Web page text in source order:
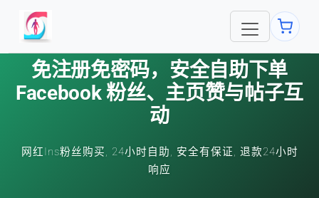
免注册免密码，安全自助下单
Facebook 粉丝、主页赞与帖子互
动
网红Ins粉丝购买, 24小时自助, 安全有保证, 退款24小时
响应